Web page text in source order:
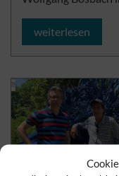
weiterlesen